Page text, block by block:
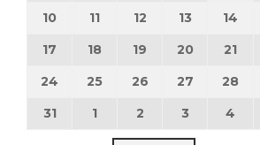
10 10 augustus 2026
11 11 augustus 2026
12 12 augustus 2026
13 13 14
17 17 augustus 2026
18 18 augustus 2026
19 19 augustus 2026
20 20 21
24 24 augustus 2026
25 25 augustus 2026
26 26 augustus
27 27 28
3131 augustus 2026
1 1 september 2026
2 2 september 2026
3 3 4 4